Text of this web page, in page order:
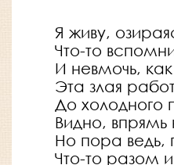
Я живу,
Что-то
И невмочь,
Эта злая
До холодного
Видно,
Но пора ведь,
Что-то разом